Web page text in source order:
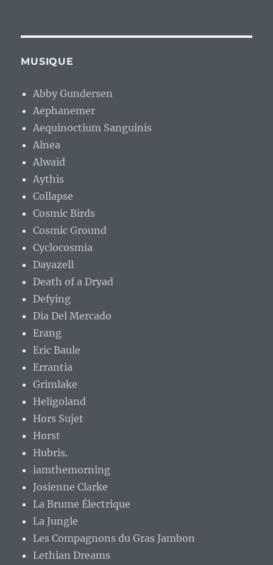
MUSIQUE
Abby Gundersen
Aephanemer
Aequinoctium Sanguinis
Alnea
Alwaid
Aythis
Collapse
Cosmic Birds
Cosmic Ground
Cyclocosmia
Dayazell
Death of a Dryad
Defying
Dia Del Mercado
Erang
Eric Baule
Errantia
Grimlake
Heligoland
Hors Sujet
Horst
Hubris.
iamthemorning
Josienne Clarke
La Brume Électrique
La Jungle
Les Compagnons du Gras Jambon
Lethian Dreams